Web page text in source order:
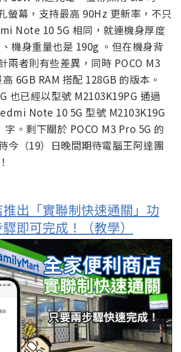
螢幕，支持最高 90Hz 更新率，不只
Note 10 5G 相同，就連機身厚度
機身重量也是 190g 。但在機身背
兩者則有些差異，同時 POCO M3
6GB RAM 搭配 128GB 的版本。
也已經以型號 M2103K19PG 通過
Note 10 5G 型號 M2103K19G
字。剩下關於 POCO M3 Pro 5G 的
今（19）日晚間期待電腦王阿達團
出「實聯制快速通關」功
即可完成！（教學）